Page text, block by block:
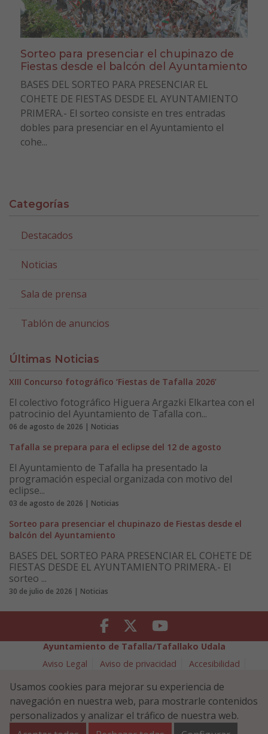
Sorteo para presenciar el chupinazo de
Fiestas desde el balcón del Ayuntamiento
BASES DEL SORTEO PARA PRESENCIAR EL
COHETE DE FIESTAS DESDE EL AYUNTAMIENTO
PRIMERA.- El sorteo consiste en tres entradas
dobles para presenciar en el Ayuntamiento el
cohe...
Categorías
Destacados
Noticias
Sala de prensa
Tablón de anuncios
Últimas Noticias
XIII Concurso fotográfico ‘Fiestas de Tafalla 2026’
El colectivo fotográfico Higuera Argazki Elkartea con el
patrocinio del Ayuntamiento de Tafalla con...
06 de agosto de 2026 | Noticias
Tafalla se prepara para el eclipse del 12 de agosto
El Ayuntamiento de Tafalla ha presentado la
programación especial organizada con motivo del
eclipse...
03 de agosto de 2026 | Noticias
Sorteo para presenciar el chupinazo de Fiestas desde el
balcón del Ayuntamiento
BASES DEL SORTEO PARA PRESENCIAR EL COHETE DE
FIESTAS DESDE EL AYUNTAMIENTO PRIMERA.- El
sorteo ...
30 de julio de 2026 | Noticias
Facebook Twitter Youtube
Ayuntamiento de Tafalla/Tafallako Udala
Aviso Legal
Aviso de privacidad
Accesibilidad
Política de Seguridad de la Información
Plaza Navarra 5 - 31300 Tafalla (NAVARRA)
948 70 18 11
ayuntamiento@tafalla.es
Usamos cookies para mejorar su experiencia de
navegación en nuestra web, para mostrarle contenidos
personalizados y analizar el tráfico de nuestra web.